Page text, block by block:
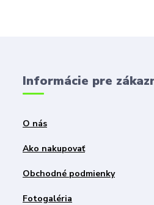
Informácie pre
O nás
Ako nakupovať
Obchodné podmienky
Fotogaléria